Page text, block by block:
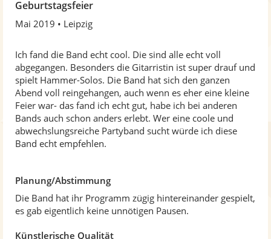
0
v
n
5
t
e
n
Geburtstagsfeier
Mai 2019 Leipzig
Ich fand die Band echt cool. Die sind alle echt voll
abgegangen. Besonders die Gitarristin ist super drauf und
spielt Hammer-Solos. Die Band hat sich den ganzen
Abend voll reingehangen, auch wenn es eher eine kleine
Feier war- das fand ich echt gut, habe ich bei anderen
Bands auch schon anders erlebt. Wer eine coole und
abwechslungsreiche Partyband sucht würde ich diese
Band echt empfehlen.
Planung/Abstimmung
Die Band hat ihr Programm zügig hintereinander gespielt,
es gab eigentlich keine unnötigen Pausen.
Künstlerische Qualität